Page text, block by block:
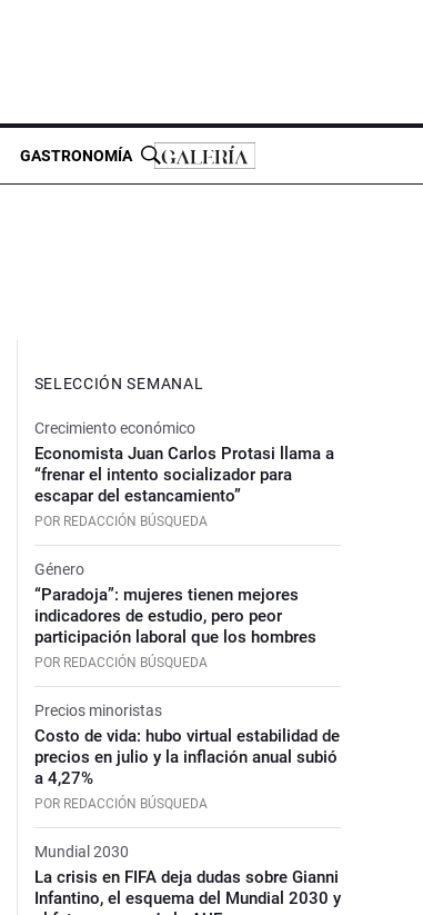
GASTRONOMÍA
SELECCIÓN SEMANAL
Crecimiento económico
Economista Juan Carlos Protasi llama a
“frenar el intento socializador para
escapar del estancamiento”
POR REDACCIÓN BÚSQUEDA
Género
“Paradoja”: mujeres tienen mejores
indicadores de estudio, pero peor
participación laboral que los hombres
POR REDACCIÓN BÚSQUEDA
Precios minoristas
Costo de vida: hubo virtual estabilidad de
precios en julio y la inflación anual subió
a 4,27%
POR REDACCIÓN BÚSQUEDA
Mundial 2030
La crisis en FIFA deja dudas sobre Gianni
Infantino, el esquema del Mundial 2030 y